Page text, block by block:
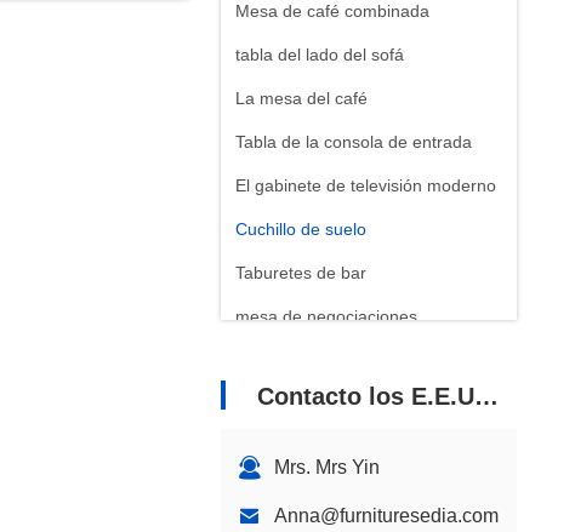
Mesa de café combinada
tabla del lado del sofá
La mesa del café
Tabla de la consola de entrada
El gabinete de televisión moderno
Cuchillo de suelo
Taburetes de bar
mesa de negociaciones
inoxidable
Contacto los E.E.U.U.
Mrs. Mrs Yin
Anna@furnituresedia.com